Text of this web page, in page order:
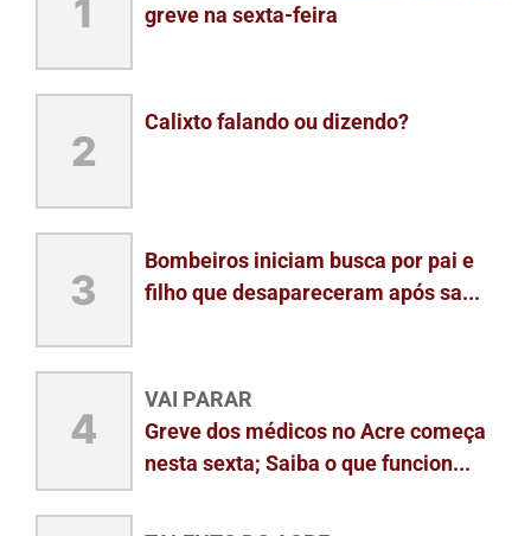
1
greve na sexta-feira
2
Calixto falando ou dizendo?
3
Bombeiros iniciam busca por pai e
filho que desapareceram após sa...
4
VAI PARAR
Greve dos médicos no Acre começa
nesta sexta; Saiba o que funcion...